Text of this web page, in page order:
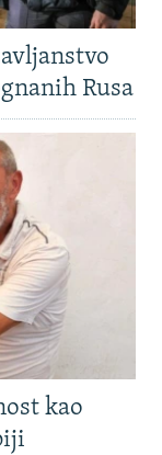
Rusa
kao